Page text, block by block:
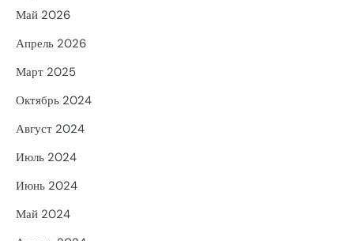
Май 2026
Апрель 2026
Март 2025
Октябрь 2024
Август 2024
Июль 2024
Июнь 2024
Май 2024